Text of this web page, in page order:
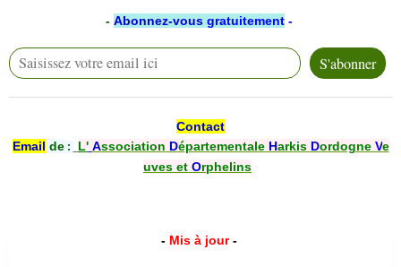
- Abonnez-vous gratuitement -
Contact
Email de : L' Association DépartementaleHarkis DordogneVe
uves et Orphelins
- Mis à jour -